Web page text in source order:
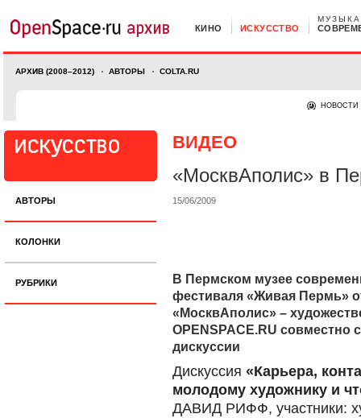
КИНО ИСКУССТВО
МУЗЫКА
АРХИВ (2008–2012) АВТОРЫ COLTA.RU
НОВОСТИ
АВТОРЫ
КОЛОНКИ
РУБРИКИ
ВИДЕО
«МосквАполис» в
15/06/2009
В Пермском музее
фестиваля «Живая Пермь»
«МосквАполис» –
OPENSPACE.RU совместно
дискуссии
Дискуссия «Карьера,
молодому художнику и
ДАВИД РИФФ, участники: